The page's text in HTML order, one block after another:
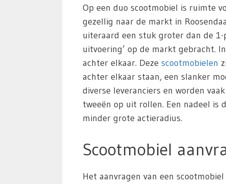
Op een duo scootmobiel is ruimte
gezellig naar de markt in
uiteraard een stuk groter dan de 1-
uitvoering’ op de markt gebracht.
achter elkaar. Deze scootmobielen
achter elkaar staan, een slanker
diverse leveranciers en worden
tweeën op uit rollen. Een nadeel is
minder grote actieradius.
Scootmobiel
Het aanvragen van een